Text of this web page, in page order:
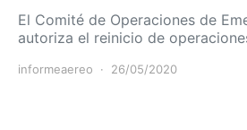
El Comité de Operaciones de
autoriza el reinicio de
informeaereo 26/05/2020